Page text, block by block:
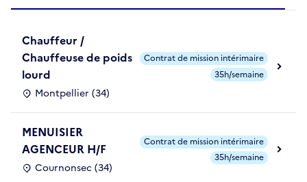
Chauffeur /
Chauffeuse de poids
lourd
Montpellier (34)
Contrat de mission intérimaire
35h/semaine
MENUISIER
AGENCEUR H/F
Cournonsec (34)
Contrat de mission intérimaire
35h/semaine